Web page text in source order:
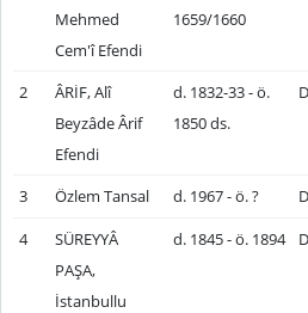
Mehmed
Cem'î Efendi
1659/1660
2
ÂRİF, Alî
Beyzâde Ârif
Efendi
d. 1832-33 - ö.
1850 ds.
3 Özlem Tansal d. 1967 - ö. ?
4
SÜREYYÂ
PAŞA,
İstanbullu
d. 1845 - ö. 1894